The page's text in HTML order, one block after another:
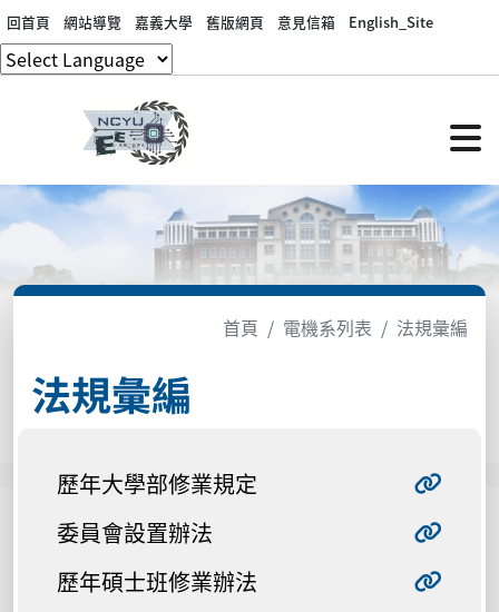
回首頁 網站導覽 嘉義大學 舊版網頁 意見信箱 English_Site
首頁 電機系列表 法規彙編
法規彙編
歷年大學部修業規定
委員會設置辦法
歷年碩士班修業辦法